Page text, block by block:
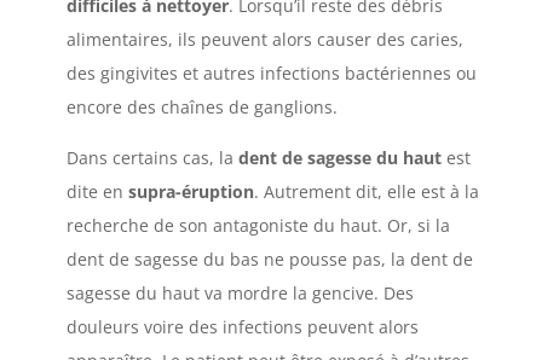
difficiles à nettoyer. Lorsqu’il reste des débris
alimentaires, ils peuvent alors causer des caries,
des gingivites et autres infections bactériennes ou
encore des chaînes de ganglions.
Dans certains cas, la dent de sagesse du hautest
dite en supra-éruption. Autrement dit, elle est à la
recherche de son antagoniste du haut. Or, si la
dent de sagesse du bas ne pousse pas, la dent de
sagesse du haut va mordre la gencive. Des
douleurs voire des infections peuvent alors